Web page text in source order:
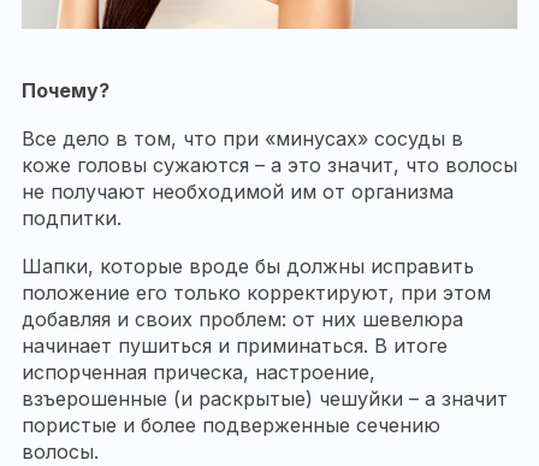
Почему?
Все дело в том, что при «минусах» сосуды в
коже головы сужаются – а это значит, что волосы
не получают необходимой им от организма
подпитки.
Шапки, которые вроде бы должны исправить
положение его только корректируют, при этом
добавляя и своих проблем: от них шевелюра
начинает пушиться и приминаться. В итоге
испорченная прическа, настроение,
взъерошенные (и раскрытые) чешуйки – а значит
пористые и более подверженные сечению
волосы.